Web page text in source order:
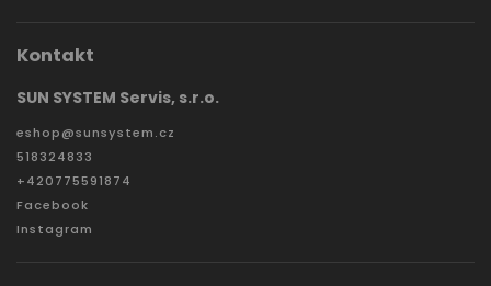
Kontakt
SUN SYSTEM Servis, s.r.o.
eshop@sunsystem.cz
518324833
+420775591874
Facebook
Instagram